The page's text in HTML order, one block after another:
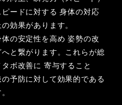
ードに対する 身体の対応
効果があります。
の安定性を高め 姿勢の改
と繋がります。これらが総
ボ改善に 寄与すること
予防に対して効果的である